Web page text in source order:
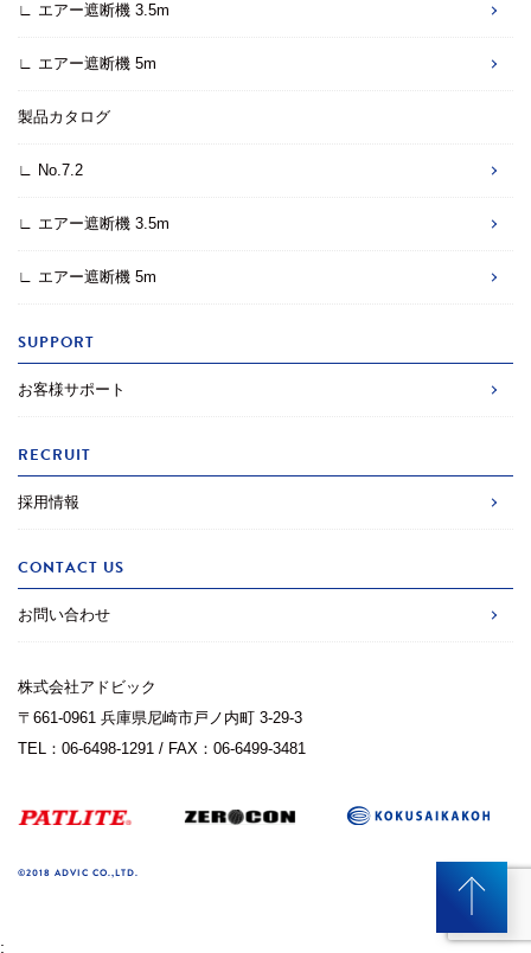
∟ エアー遮断機 3.5m
∟ エアー遮断機 5m
製品カタログ
∟ No.7.2
∟ エアー遮断機 3.5m
∟ エアー遮断機 5m
SUPPORT
お客様サポート
RECRUIT
採用情報
CONTACT US
お問い合わせ
株式会社アドビック
〒661-0961 兵庫県尼崎市戸ノ内町 3-29-3
TEL：06-6498-1291 / FAX：06-6499-3481
©2018 ADVIC CO.,LTD.
;